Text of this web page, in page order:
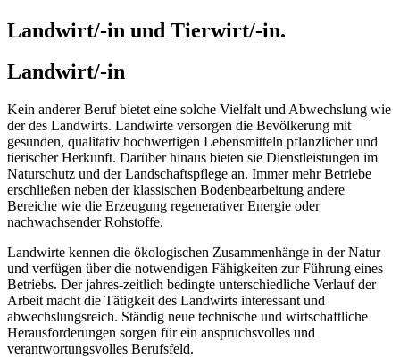
Landwirt/-in und Tierwirt/-in.
Landwirt/-in
Kein anderer Beruf bietet eine solche Vielfalt und Abwechslung wie
der des Landwirts. Landwirte versorgen die Bevölkerung mit
gesunden, qualitativ hochwertigen Lebensmitteln pflanzlicher und
tierischer Herkunft. Darüber hinaus bieten sie Dienstleistungen im
Naturschutz und der Landschaftspflege an. Immer mehr Betriebe
erschließen neben der klassischen Bodenbearbeitung andere
Bereiche wie die Erzeugung regenerativer Energie oder
nachwachsender Rohstoffe.
Landwirte kennen die ökologischen Zusammenhänge in der Natur
und verfügen über die notwendigen Fähigkeiten zur Führung eines
Betriebs. Der jahres-zeitlich bedingte unterschiedliche Verlauf der
Arbeit macht die Tätigkeit des Landwirts interessant und
abwechslungsreich. Ständig neue technische und wirtschaftliche
Herausforderungen sorgen für ein anspruchsvolles und
verantwortungsvolles Berufsfeld.